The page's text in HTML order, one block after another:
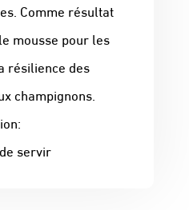
Comme résultat
mousse pour les
résilience des
champignons.
servir